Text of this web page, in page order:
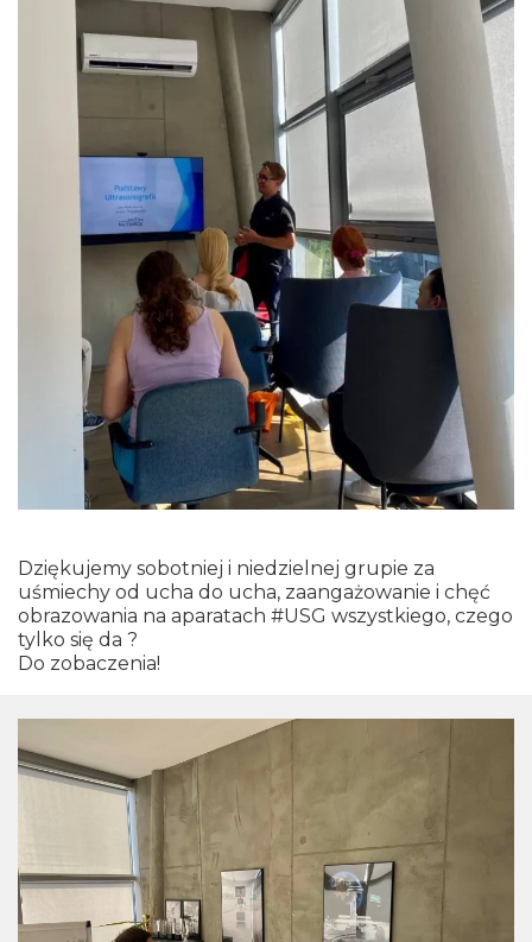
Dziękujemy sobotniej i niedzielnej grupie za
uśmiechy od ucha do ucha, zaangażowanie i chęć
obrazowania na aparatach #USG wszystkiego, czego
tylko się da ?
Do zobaczenia!